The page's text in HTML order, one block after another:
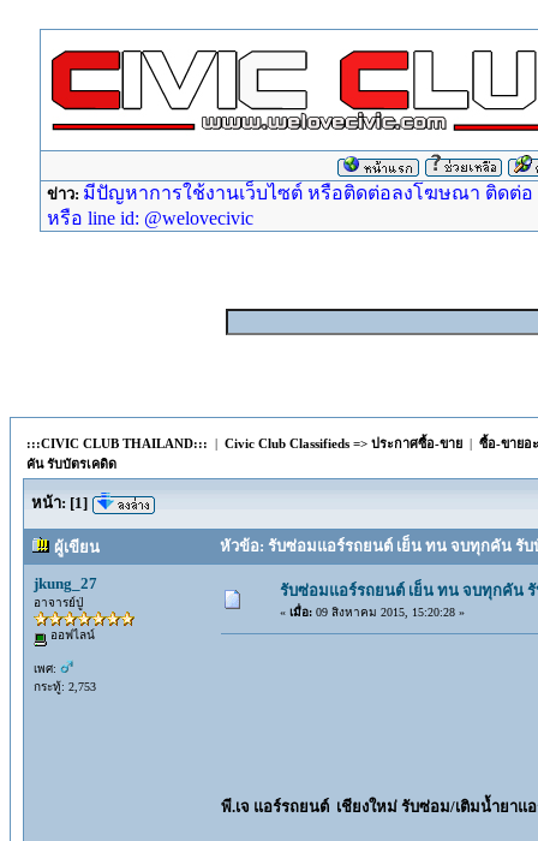
ข่าว: มีปัญหาการใช้งานเว็บไซต์ หรือติดต่อลงโฆษณา ติดต่อ
หรือ line id: @welovecivic
:::CIVIC CLUB THAILAND::: | Civic Club Classifieds => ประกาศซื้อ-ขาย | ซื้อ-ขายอ
คัน รับบัตรเคดิด
หน้า: [1]
ผู้เขียน หัวข้อ: รับซ่อมแอร์รถยนต์ เย็น ทน จบทุกคัน รับ
jkung_27
อาจารย์ปู่
ออฟไลน์
เพศ:
กระทู้: 2,753
รับซ่อมแอร์รถยนต์ เย็น ทน จบทุกคัน รั
« เมื่อ: 09 สิงหาคม 2015, 15:20:28 »
พี.เจ แอร์รถยนต์ เชียงใหม่ รับซ่อม/เติมน้ำยาแ